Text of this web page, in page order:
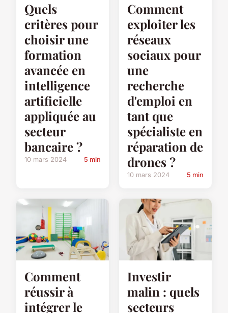
Quels
critères pour
choisir une
formation
avancée en
intelligence
artificielle
appliquée au
secteur
bancaire ?
10 mars 2024 5 min
Comment
exploiter les
réseaux
sociaux pour
une
recherche
d'emploi en
tant que
spécialiste en
réparation de
drones ?
10 mars 2024 5 min
Comment
réussir à
intégrer le
Investir
malin : quels
secteurs